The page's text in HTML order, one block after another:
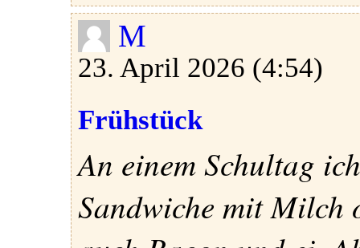
M
23. April 2026 (4:54)
Frühstück
An einem Schultag
Sandwiche mit Milch